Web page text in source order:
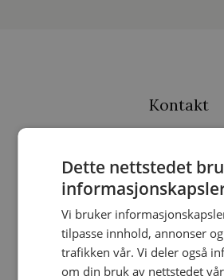
Kontakt
(+47) 413 64
Kontaktskjema
Greåkerveien 149,
Dette nettstedet
Vi bruker
tilpasse innhold, annonser
trafikken vår. Vi deler også
om din bruk av nettstedet